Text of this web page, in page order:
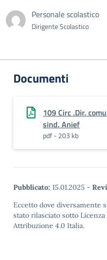
Personale scolastico
Dirigente Scolastico
Documenti
109 Circ .Dir.
sind. Anief
pdf - 203 kb
Pubblicato: 15.01.2025 -
Eccetto dove diversamente
stato rilasciato sotto
Attribuzione 4.0 Italia.